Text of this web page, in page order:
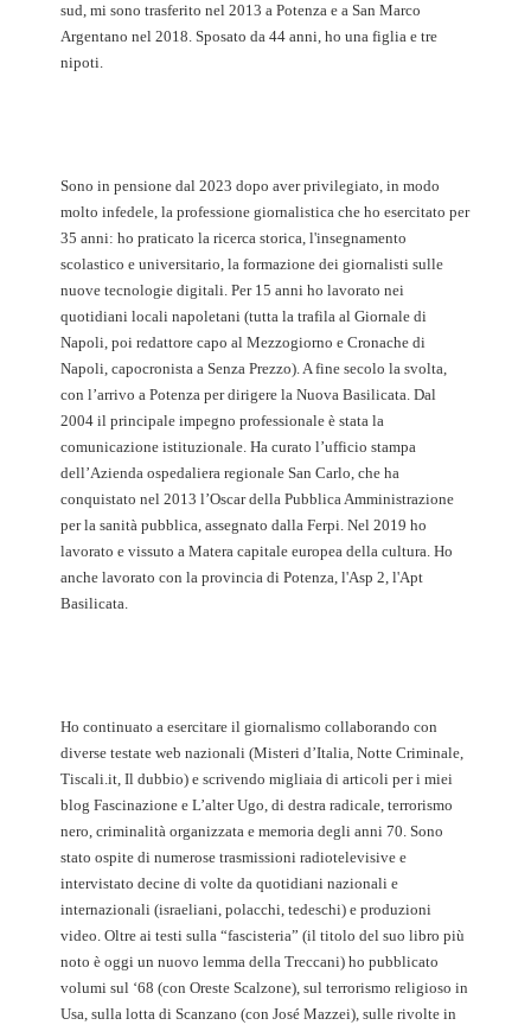
delle
rapine
sud, mi sono trasferito nel 2013 a Potenza e a San Marco
Argentano nel 2018. Sposato da 44 anni, ho una figlia e tre
nipoti.
Sono in pensione dal 2023 dopo aver privilegiato, in modo
molto infedele, la professione giornalistica che ho esercitato per
35 anni: ho praticato la ricerca storica, l'insegnamento
scolastico e universitario, la formazione dei giornalisti sulle
nuove tecnologie digitali. Per 15 anni ho lavorato nei
quotidiani locali napoletani (tutta la trafila al Giornale di
Napoli, poi redattore capo al Mezzogiorno e Cronache di
Napoli, capocronista a Senza Prezzo). A fine secolo la svolta,
con l’arrivo a Potenza per dirigere la Nuova Basilicata. Dal
2004 il principale impegno professionale è stata la
comunicazione istituzionale. Ha curato l’ufficio stampa
dell’Azienda ospedaliera regionale San Carlo, che ha
conquistato nel 2013 l’Oscar della Pubblica Amministrazione
per la sanità pubblica, assegnato dalla Ferpi. Nel 2019 ho
lavorato e vissuto a Matera capitale europea della cultura. Ho
anche lavorato con la provincia di Potenza, l'Asp 2, l'Apt
Basilicata.
Ho continuato a esercitare il giornalismo collaborando con
diverse testate web nazionali (Misteri d’Italia, Notte Criminale,
Tiscali.it, Il dubbio) e scrivendo migliaia di articoli per i miei
blog Fascinazione e L’alter Ugo, di destra radicale, terrorismo
nero, criminalità organizzata e memoria degli anni 70. Sono
stato ospite di numerose trasmissioni radiotelevisive e
intervistato decine di volte da quotidiani nazionali e
internazionali (israeliani, polacchi, tedeschi) e produzioni
video. Oltre ai testi sulla “fascisteria” (il titolo del suo libro più
noto è oggi un nuovo lemma della Treccani) ho pubblicato
volumi sul ‘68 (con Oreste Scalzone), sul terrorismo religioso in
Usa, sulla lotta di Scanzano (con José Mazzei), sulle rivolte in